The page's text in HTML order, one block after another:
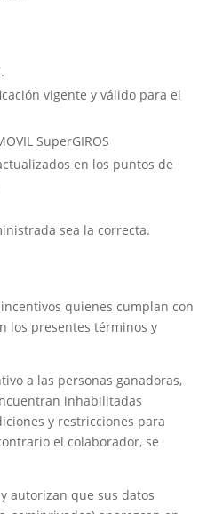
vigente y válido para el
SuperGIROS
en los puntos de
sea la correcta.
quienes cumplan con
los presentes términos y
a las personas ganadoras,
inhabilitadas
y restricciones para
el colaborador, se
autorizan que sus datos